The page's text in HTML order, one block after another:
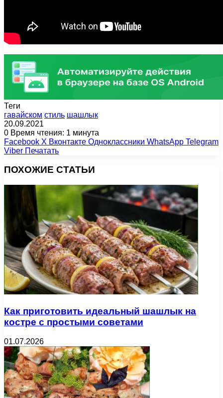
Теги
гавайском стиль шашлык
20.09.2021
0 Время чтения: 1 минута
Facebook X Вконтакте Одноклассники WhatsApp Telegram
Viber Печатать
ПОХОЖИЕ СТАТЬИ
Как приготовить идеальный шашлык на
костре с простыми советами
01.07.2026